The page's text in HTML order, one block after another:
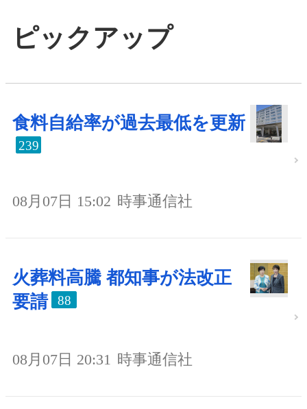
ピックアップ
食料自給率が過去最低を更新
239
08月07日 15:02 時事通信社
火葬料高騰 都知事が法改正
要請
88
08月07日 20:31 時事通信社